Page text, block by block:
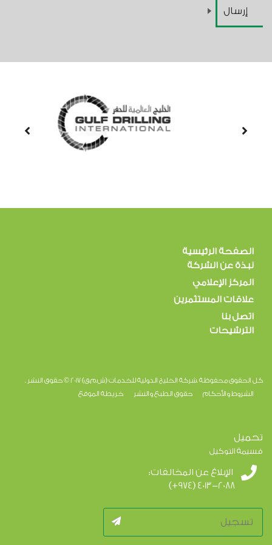
الصفحة الرئيسية
نبذة عن الشركة
المركز الإعلامي
علاقات المستثمرين
اتصل بنا
الترشيحات
كل الحقوق محفوظة .شركة الخليج الدولية للخدمات (ش.م.ق) 2017 © حقوق النشر .
الشروط والأحكام
حقوق الطبع والنشر خريطة الموقع
تحميل
قسيمة التوكيل
الإبلاغ عن المخالفات:
(+974) 4013-2088